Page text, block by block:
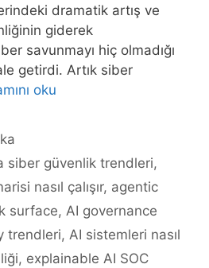
dramatik artış ve
giderek
savunmayı hiç olmadığı
getirdi. Artık siber
oku
siber güvenlik trendleri,
nasıl çalışır, agentic
surface, AI governance
trendleri, AI sistemleri nasıl
, explainable AI SOC